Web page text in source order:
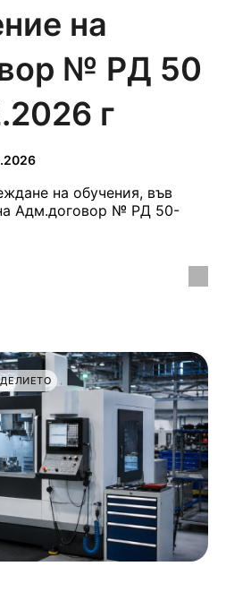
на
№ РД 50
г
на обучения, във
Адм.договор № РД 50-